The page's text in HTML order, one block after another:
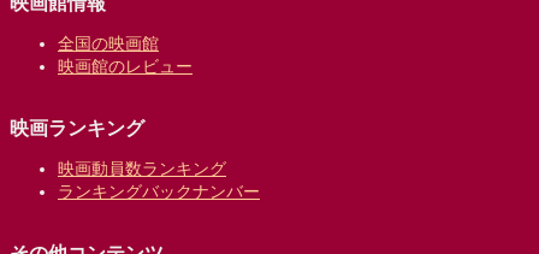
全国の映画館
映画館のレビュー
映画ランキング
映画動員数ランキング
ランキングバックナンバー